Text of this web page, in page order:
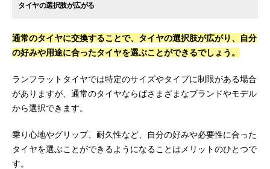
タイヤの選択肢が広がる
通常のタイヤに交換することで、タイヤの選択肢が広がり、自分
の好みや用途に合ったタイヤを選ぶことができるでしょう。
ランフラットタイヤでは特定のサイズやタイプに制限がある場合
がありますが、通常のタイヤならばさまざまなブランドやモデル
から選択できます。
乗り心地やグリップ、耐久性など、自分の好みや必要性に合った
タイヤを選ぶことができるようになることはメリットのひとつで
す。